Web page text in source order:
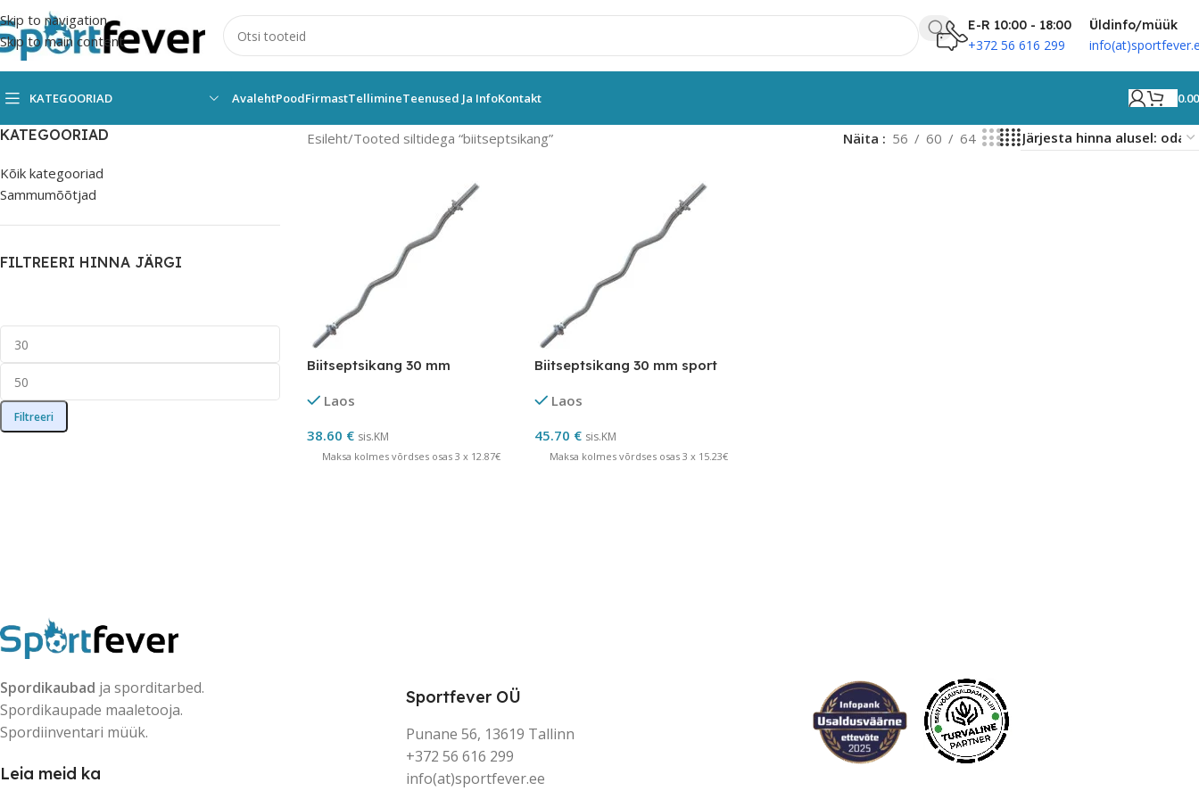
Skip to navigation
Skip to main content
E-R 10:00 - 18:00
+372 56 616 299
Üldinfo/müük
KATEGOORIAD AvalehtPoodFirmastTellimineTeenused Ja InfoKontakt
KATEGOORIAD
Kõik kategooriad
Sammumõõtjad
FILTREERI HINNA JÄRGI
Filtreeri
Esileht Tooted siltidega “biitseptsikang” Näita 56 60 64
Biitseptsikang 30 mm
Laos
38.60 € sis.KM
Maksa kolmes võrdses osas 3 x 12.87€
Biitseptsikang 30 mm sport
Laos
45.70 € sis.KM
Maksa kolmes võrdses osas 3 x 15.23€
Spordikaubad ja sporditarbed.
Spordikaupade maaletooja.
Spordiinventari müük.
Leia meid ka
Sportfever OÜ
Punane 56, 13619 Tallinn
+372 56 616 299
info(at)sportfever.ee